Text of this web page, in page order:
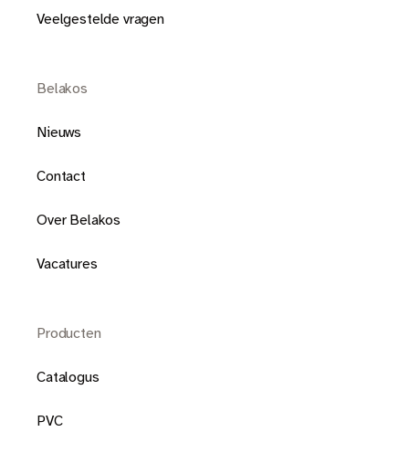
Veelgestelde vragen
Belakos
Nieuws
Contact
Over Belakos
Vacatures
Producten
Catalogus
PVC